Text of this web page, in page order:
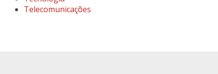
Telecomunicações